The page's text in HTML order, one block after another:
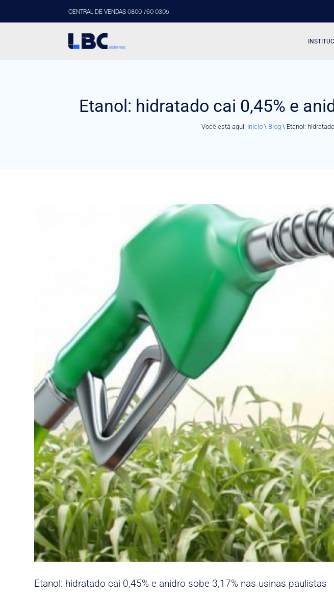
CENTRAL DE VENDAS 0800 760 0305
Etanol: hidratado cai 0,45% e
Você está aqui: Início \ Blog \ Etanol:
Etanol: hidratado cai 0,45% e anidro sobe 3,17% nas usinas paulistas